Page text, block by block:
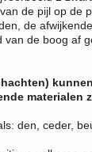
de pijl op de
de
van de boog af
materialen
den, ceder,